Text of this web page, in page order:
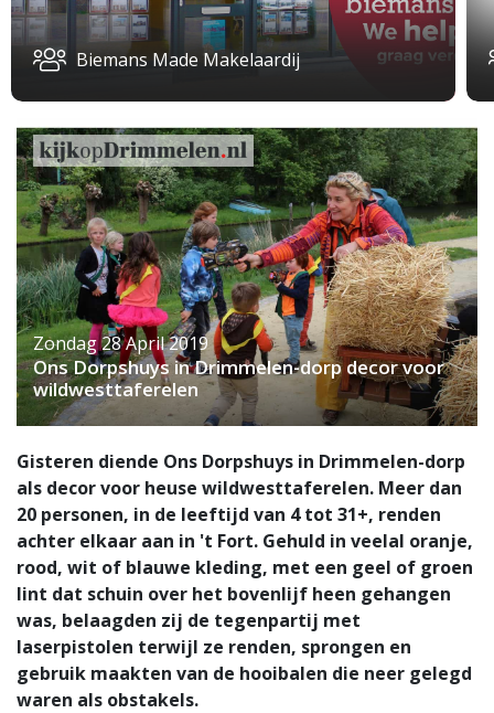
Biemans Made Makelaardij
Zondag 28 April 2019
Ons Dorpshuys in Drimmelen-dorp decor voor
wildwesttaferelen
Gisteren diende Ons Dorpshuys in Drimmelen-dorp
als decor voor heuse wildwesttaferelen. Meer dan
20 personen, in de leeftijd van 4 tot 31+, renden
achter elkaar aan in 't Fort. Gehuld in veelal oranje,
rood, wit of blauwe kleding, met een geel of groen
lint dat schuin over het bovenlijf heen gehangen
was, belaagden zij de tegenpartij met
laserpistolen terwijl ze renden, sprongen en
gebruik maakten van de hooibalen die neer gelegd
waren als obstakels.